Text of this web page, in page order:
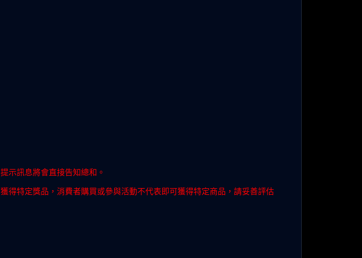
示訊息將會直接告知總和。
得特定獎品，消費者購買或參與活動不代表即可獲得特定商品，請妥善評估